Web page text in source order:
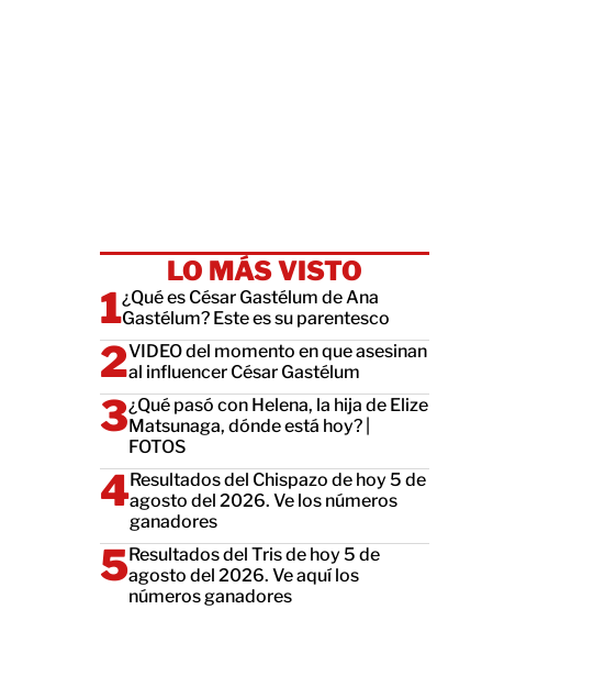
LO MÁS VISTO
¿Qué es César Gastélum de Ana
Gastélum? Este es su parentesco
VIDEO del momento en que asesinan
al influencer César Gastélum
¿Qué pasó con Helena, la hija de Elize
Matsunaga, dónde está hoy? |
FOTOS
Resultados del Chispazo de hoy 5 de
agosto del 2026. Ve los números
ganadores
Resultados del Tris de hoy 5 de
agosto del 2026. Ve aquí los
números ganadores